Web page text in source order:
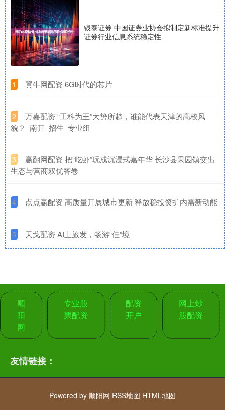
银泰证券 中国证券业协会拟制定新标准提升
证券行业信息系统稳定性
1 ​翼牛网配资 6G时代的芯片
2
​万嘉配资 “工科为王”大势所趋，谁能代表天津的高校风
貌？_南开_招生_专业组
3
​赢翻网配资 把“吃虾”玩成沉浸式嘉年华 长沙县果园镇交出
生态与营商双优答卷
4 ​点点赢配资 高质量开展城市更新 释放稳投资扩内需新动能
5 ​天戈配资 AI上旅发，畅游“佳”境
顺
阳
网
专业股
票配资
配资
开户
网上炒
股配资
友情链接：
Powered by 顺阳网 RSS地图 HTML地图